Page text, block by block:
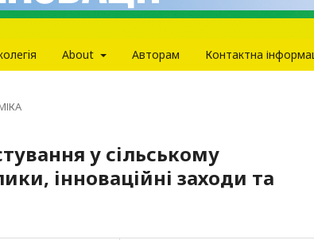
About Авторам Контактна
у сільському
інноваційні заходи та